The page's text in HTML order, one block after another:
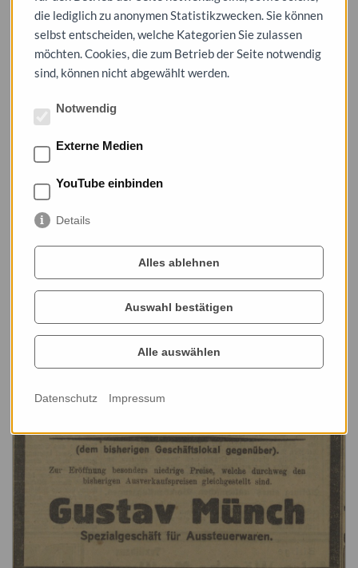
Menschen in der Stadt bewegten. Das waren 1926 unter
anderem: die Schaffung eines speziellen polizeilichen „Dessauer
Überfallkommandos“, das Jubiläum 25 Jahre Chemieschule für
Damen, Wohnungsnot in Dessau, Naturschutz in Anhalt, die
Geschäftsumzug fast über Nacht, Schwierigkeiten auf dem
Arbeitsmarkt, ein Gedenktag für die Opfer des Weltkrieges, der
zweite anhaltische Presseball und das Auftreten eines Nackt-
und Schönheitsballetts.
Zu dieser Veranstaltung laden das Stadtarchiv Dessau-Roßlau
und die Stiftung Bauhaus Dessau ein.
die lediglich zu anonymen Statistikzwecken. Sie können
selbst entscheiden, welche Kategorien Sie zulassen
möchten. Cookies, die zum Betrieb der Seite notwendig
sind, können nicht abgewählt werden.
Notwendig
Externe Medien
YouTube einbinden
Details
Alles ablehnen
Auswahl bestätigen
Alle auswählen
Datenschutz Impressum